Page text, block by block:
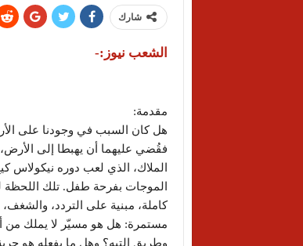
شارك
الشعب نيوز:-
مقدمة:
هل كان السبب في وجودنا على
الملاك، الذي لعب دوره نيكولاس
الموجات بفرحة طفل. تلك اللحظة
كاملة، مبنية على التردد،
مستمرة: هل هو مسيّر لا يملك من
وطريق التيه؟ وهل ما يفعله هو